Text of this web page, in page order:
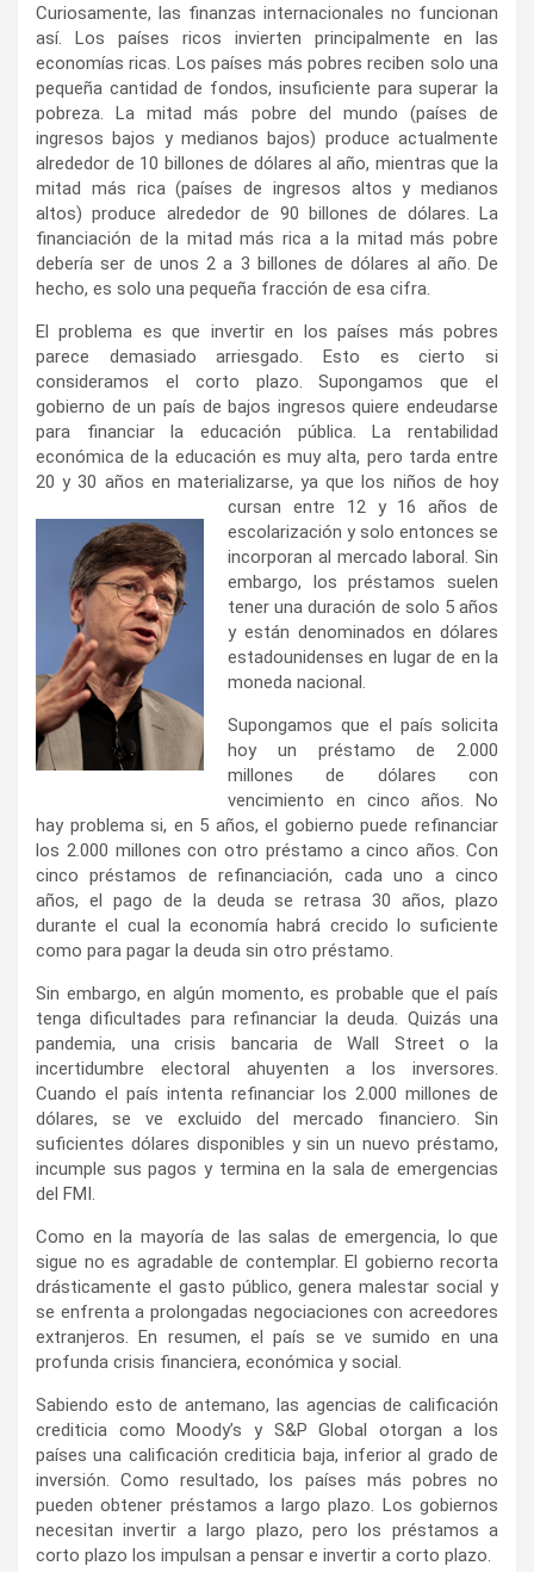
Curiosamente, las finanzas internacionales no funcionan
así. Los países ricos invierten principalmente en las
economías ricas. Los países más pobres reciben solo una
pequeña cantidad de fondos, insuficiente para superar la
pobreza. La mitad más pobre del mundo (países de
ingresos bajos y medianos bajos) produce actualmente
alrededor de 10 billones de dólares al año, mientras que la
mitad más rica (países de ingresos altos y medianos
altos) produce alrededor de 90 billones de dólares. La
financiación de la mitad más rica a la mitad más pobre
debería ser de unos 2 a 3 billones de dólares al año. De
hecho, es solo una pequeña fracción de esa cifra.
El problema es que invertir en los países más pobres
parece demasiado arriesgado. Esto es cierto si
consideramos el corto plazo. Supongamos que el
gobierno de un país de bajos ingresos quiere endeudarse
para financiar la educación pública. La rentabilidad
económica de la educación es muy alta, pero tarda entre
20 y 30 años en materializarse, ya que los niños de hoy
cursan entre 12 y 16 años de
escolarización y solo entonces se
incorporan al mercado laboral. Sin
embargo, los préstamos suelen
tener una duración de solo 5 años
y están denominados en dólares
estadounidenses en lugar de en la
moneda nacional.
Supongamos que el país solicita
hoy un préstamo de 2.000
millones de dólares con
vencimiento en cinco años. No
hay problema si, en 5 años, el gobierno puede refinanciar
los 2.000 millones con otro préstamo a cinco años. Con
cinco préstamos de refinanciación, cada uno a cinco
años, el pago de la deuda se retrasa 30 años, plazo
durante el cual la economía habrá crecido lo suficiente
como para pagar la deuda sin otro préstamo.
Sin embargo, en algún momento, es probable que el país
tenga dificultades para refinanciar la deuda. Quizás una
pandemia, una crisis bancaria de Wall Street o la
incertidumbre electoral ahuyenten a los inversores.
Cuando el país intenta refinanciar los 2.000 millones de
dólares, se ve excluido del mercado financiero. Sin
suficientes dólares disponibles y sin un nuevo préstamo,
incumple sus pagos y termina en la sala de emergencias
del FMI.
Como en la mayoría de las salas de emergencia, lo que
sigue no es agradable de contemplar. El gobierno recorta
drásticamente el gasto público, genera malestar social y
se enfrenta a prolongadas negociaciones con acreedores
extranjeros. En resumen, el país se ve sumido en una
profunda crisis financiera, económica y social.
Sabiendo esto de antemano, las agencias de calificación
crediticia como Moody’s y S&P Global otorgan a los
países una calificación crediticia baja, inferior al grado de
inversión. Como resultado, los países más pobres no
pueden obtener préstamos a largo plazo. Los gobiernos
necesitan invertir a largo plazo, pero los préstamos a
corto plazo los impulsan a pensar e invertir a corto plazo.